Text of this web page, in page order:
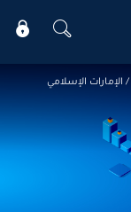
/ الإمارات الإسلامي